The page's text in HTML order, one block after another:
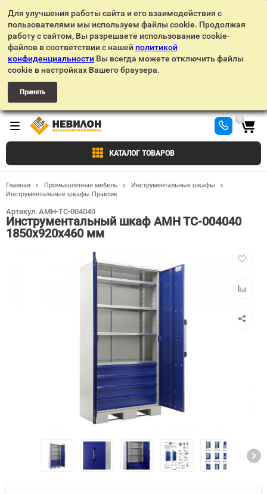
Для улучшения работы сайта и его взаимодействия с
пользователями мы используем файлы cookie. Продолжая
работу с сайтом, Вы разрешаете использование cookie-
файлов в соответствии с нашей политикой
конфиденциальности Вы всегда можете отключить файлы
cookie в настройках Вашего браузера.
Принять
КАТАЛОГ ТОВАРОВ
0
Главная Промышленная мебель
Инструментальные шкафы
Инструментальные шкафы Практик
Инструментальный шкаф AMH TC-004040
1850x920x460 мм
Артикул: AMH-TC-004040